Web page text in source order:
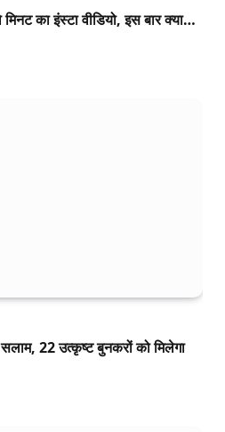
मिनट का इंस्टा वीडियो, इस बार क्या…
22 उत्कृष्ट बुनकरों को मिलेगा